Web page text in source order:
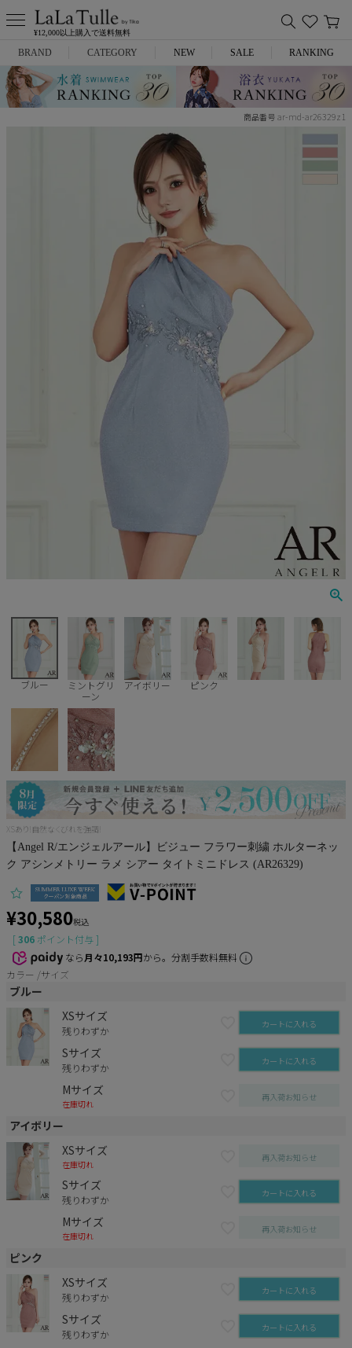
¥12,000以上購入で送料無料
BRAND
Anella
JENNNY
Pleaser
CATEGORY
ミニドレス
NEW SALE RANKING
商品番号 ar-md-ar26329z1
ブルー
ミントグリ
ーン
アイボリー ピンク
XSあり!自然なくびれを強調!
【Angel R/エンジェルアール】ビジュー フラワー刺繍 ホルターネッ
ク アシンメトリー ラメ シアー タイトミニドレス (AR26329)
¥30,580税込
[306 ポイント付与 ]
なら月々10,193円から。分割手数料無料
カラー
サイズ
ブルー
XSサイズ
残りわずか カートに入れる
Sサイズ
残りわずか カートに入れる
Mサイズ
在庫切れ
再入荷お知らせ
アイボリー
XSサイズ
在庫切れ
再入荷お知らせ
Sサイズ
残りわずか カートに入れる
Mサイズ
在庫切れ
再入荷お知らせ
ピンク
XSサイズ
残りわずか カートに入れる
Sサイズ
残りわずか カートに入れる